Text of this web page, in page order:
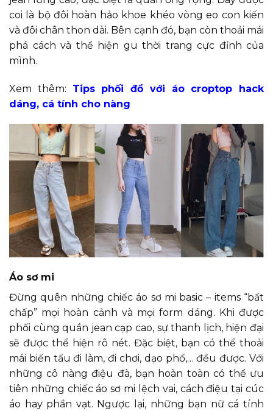
coi là bộ đôi hoàn hảo khoe khéo vòng eo con kiến
và đôi chân thon dài. Bên cạnh đó, bạn còn thoải mái
phá cách và thể hiện gu thời trang cực đỉnh của
mình.
Xem thêm: Tips phối đồ với áo croptop hack
dáng, cá tính cho nàng
Áo sơ mi
Đừng quên những chiếc áo sơ mi basic – items “bất
chấp” mọi hoàn cảnh và mọi form dáng. Khi được
phối cùng quần jean cạp cao, sự thanh lịch, hiện đại
sẽ được thể hiện rõ nét. Đặc biệt, bạn có thể thoải
mái biến tấu đi làm, đi chơi, dạo phố,… đều được. Với
những cô nàng điệu đà, bạn hoàn toàn có thể ưu
tiên những chiếc áo sơ mi lệch vai, cách điệu tại cúc
áo hay phần vạt. Ngược lại, những bạn nữ cá tính